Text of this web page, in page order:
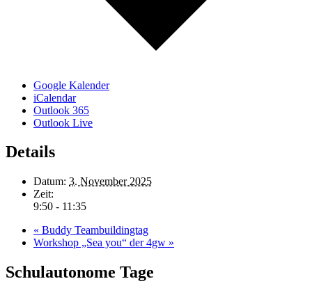
Google Kalender
iCalendar
Outlook 365
Outlook Live
Details
Datum: 3. November 2025
Zeit:
9:50 - 11:35
« Buddy Teambuildingtag
Workshop „Sea you“ der 4gw »
Schulautonome Tage